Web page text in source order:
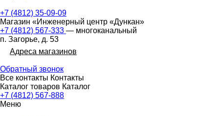
+7 (4812) 35-09-09
Магазин «Инженерный центр «Дункан»
+7 (4812) 567-333 — многоканальный
п. Загорье, д. 53
Адреса магазинов
Обратный звонок
Все контакты Контакты
Каталог товаров Каталог
+7 (4812) 567-888
Меню